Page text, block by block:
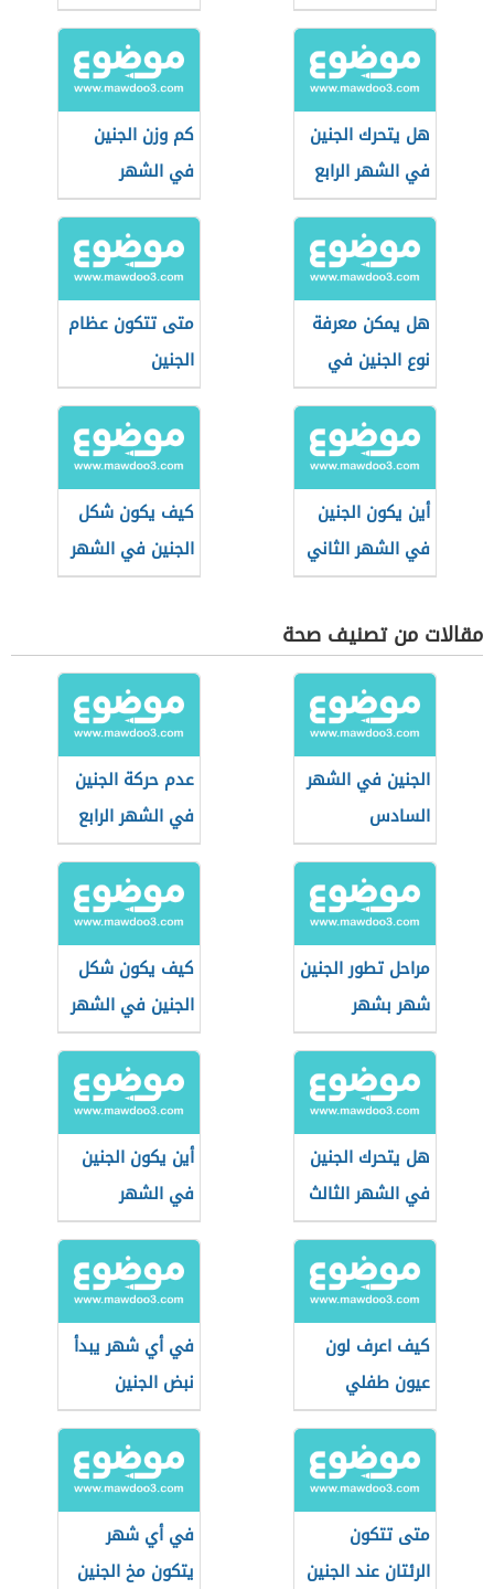
التاسع
الشهر الثاني
هل يتحرك الجنين
في الشهر الرابع
كم وزن الجنين
في الشهر
السادس
هل يمكن معرفة
نوع الجنين في
الشهر الثالث
متى تتكون عظام
الجنين
أين يكون الجنين
في الشهر الثاني
كيف يكون شكل
الجنين في الشهر
الثالث
مقالات من تصنيف صحة
الجنين في الشهر
السادس
عدم حركة الجنين
في الشهر الرابع
مراحل تطور الجنين
شهر بشهر
كيف يكون شكل
الجنين في الشهر
الخامس
هل يتحرك الجنين
في الشهر الثالث
أين يكون الجنين
في الشهر
الخامس
كيف اعرف لون
عيون طفلي
في أي شهر يبدأ
نبض الجنين
متى تتكون
الرئتان عند الجنين
في أي شهر
يتكون مخ الجنين